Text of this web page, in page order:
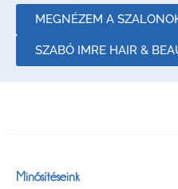
MEGNÉZEM A
SZABÓ IMRE HAIR &
Minősítéseink